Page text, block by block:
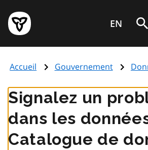
au
contenu
principal
Page
d'accueil
de
EN
Accueil Gouvernement
Signalez un
dans les
Catalogue de